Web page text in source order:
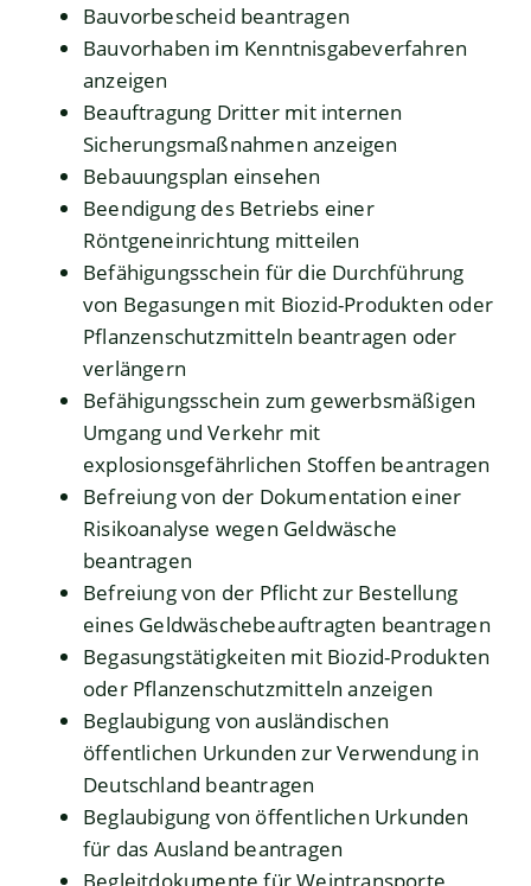
Bauvorbescheid beantragen
Bauvorhaben im Kenntnisgabeverfahren
anzeigen
Beauftragung Dritter mit internen
Sicherungsmaßnahmen anzeigen
Bebauungsplan einsehen
Beendigung des Betriebs einer
Röntgeneinrichtung mitteilen
Befähigungsschein für die Durchführung
von Begasungen mit Biozid-Produkten oder
Pflanzenschutzmitteln beantragen oder
verlängern
Befähigungsschein zum gewerbsmäßigen
Umgang und Verkehr mit
explosionsgefährlichen Stoffen beantragen
Befreiung von der Dokumentation einer
Risikoanalyse wegen Geldwäsche
beantragen
Befreiung von der Pflicht zur Bestellung
eines Geldwäschebeauftragten beantragen
Begasungstätigkeiten mit Biozid-Produkten
oder Pflanzenschutzmitteln anzeigen
Beglaubigung von ausländischen
öffentlichen Urkunden zur Verwendung in
Deutschland beantragen
Beglaubigung von öffentlichen Urkunden
für das Ausland beantragen